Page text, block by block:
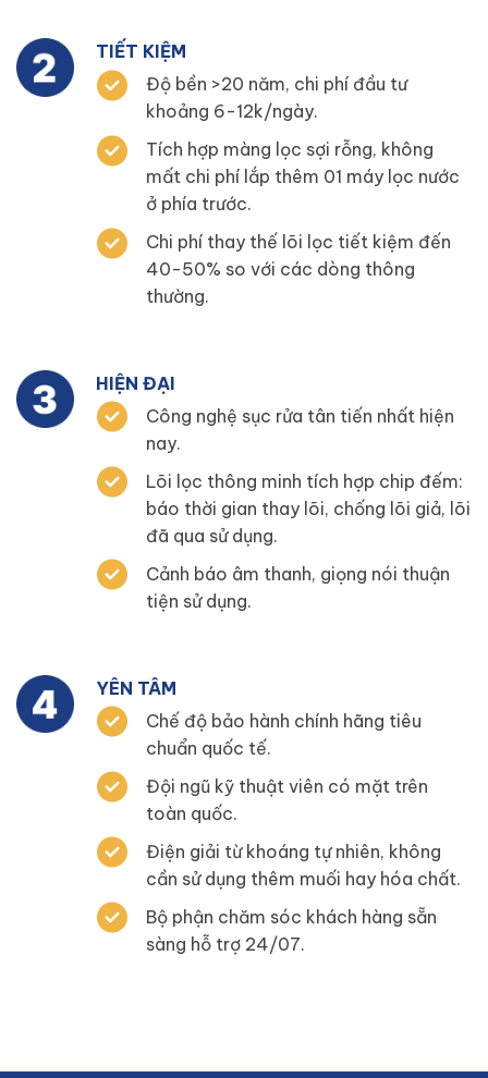
TIẾT KIỆM
Độ bền >20 năm, chi phí đầu tư
khoảng 6-12k/ngày.
Tích hợp màng lọc sợi rỗng, không
mất chi phí lắp thêm 01 máy lọc nước
ở phía trước.
Chi phí thay thế lõi lọc tiết kiệm đến
40-50% so với các dòng thông
thường.
HIỆN ĐẠI
Công nghệ sục rửa tân tiến nhất hiện
nay.
Lõi lọc thông minh tích hợp chip đếm:
báo thời gian thay lõi, chống lõi giả, lõi
đã qua sử dụng.
Cảnh báo âm thanh, giọng nói thuận
tiện sử dụng.
YÊN TÂM
Chế độ bảo hành chính hãng tiêu
chuẩn quốc tế.
Đội ngũ kỹ thuật viên có mặt trên
toàn quốc.
Điện giải từ khoáng tự nhiên, không
cần sử dụng thêm muối hay hóa chất.
Bộ phận chăm sóc khách hàng sẵn
sàng hỗ trợ 24/07.